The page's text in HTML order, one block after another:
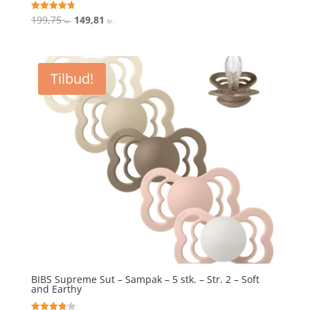
Vurderet
4.7
199,75kr. Den
var:
199,75 kr..
149,81 kr.
er:
149,81 kr..
Tilbud!
BIBS Supreme Sut – Sampak – 5 stk. – Str. 2 – Soft
and Earthy